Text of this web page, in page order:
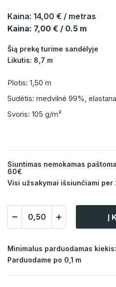
Kaina: 14,00 € / metras
Kaina: 7,00 € / 0.5 m
Šią prekę turime sandėlyje
Likutis: 8,7 m
Plotis: 1,50 m
Sudėtis: medvilnė 99%,
Svoris: 105 g/m²
Siuntimas nemokamas
60€
Visi užsakymai išsiunčiami per
Į
Minimalus parduodamas
Parduodame po 0,1 m